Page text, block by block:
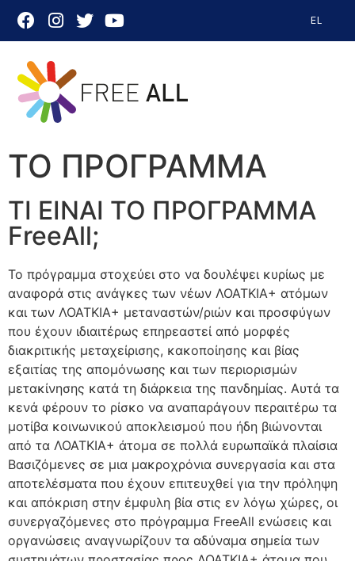
EL
ΤΟ ΠΡΟΓΡΑΜΜΑ
ΤΙ ΕΙΝΑΙ ΤΟ ΠΡΟΓΡΑΜΜΑ
FreeAll;
Το πρόγραμμα στοχεύει στο να δουλέψει κυρίως με
αναφορά στις ανάγκες των νέων ΛΟΑΤΚΙΑ+ ατόμων
και των ΛΟΑΤΚΙΑ+ μεταναστών/ριών και προσφύγων
που έχουν ιδιαιτέρως επηρεαστεί από μορφές
διακριτικής μεταχείρισης, κακοποίησης και βίας
εξαιτίας της απομόνωσης και των περιορισμών
μετακίνησης κατά τη διάρκεια της πανδημίας. Αυτά τα
κενά φέρουν το ρίσκο να αναπαράγουν περαιτέρω τα
μοτίβα κοινωνικού αποκλεισμού που ήδη βιώνονται
από τα ΛΟΑΤΚΙΑ+ άτομα σε πολλά ευρωπαϊκά πλαίσια
Βασιζόμενες σε μια μακροχρόνια συνεργασία και στα
αποτελέσματα που έχουν επιτευχθεί για την πρόληψη
και απόκριση στην έμφυλη βία στις εν λόγω χώρες, οι
συνεργαζόμενες στο πρόγραμμα FreeAll ενώσεις και
οργανώσεις αναγνωρίζουν τα αδύναμα σημεία των